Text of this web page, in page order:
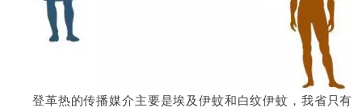
登革热的传播媒介主要是埃及伊蚊和白纹伊蚊，我省只有